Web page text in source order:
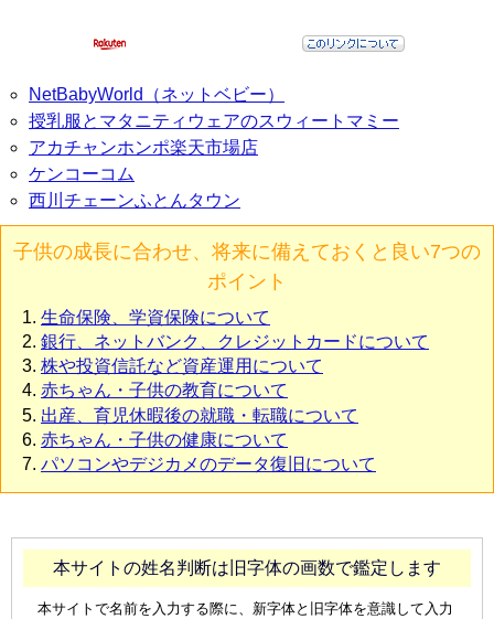
NetBabyWorld（ネットベビー）
授乳服とマタニティウェアのスウィートマミー
アカチャンホンポ楽天市場店
ケンコーコム
西川チェーンふとんタウン
子供の成長に合わせ、将来に備えておくと良い7つの
ポイント
生命保険、学資保険について
銀行、ネットバンク、クレジットカードについて
株や投資信託など資産運用について
赤ちゃん・子供の教育について
出産、育児休暇後の就職・転職について
赤ちゃん・子供の健康について
パソコンやデジカメのデータ復旧について
本サイトの姓名判断は旧字体の画数で鑑定します
本サイトで名前を入力する際に、新字体と旧字体を意識して入力